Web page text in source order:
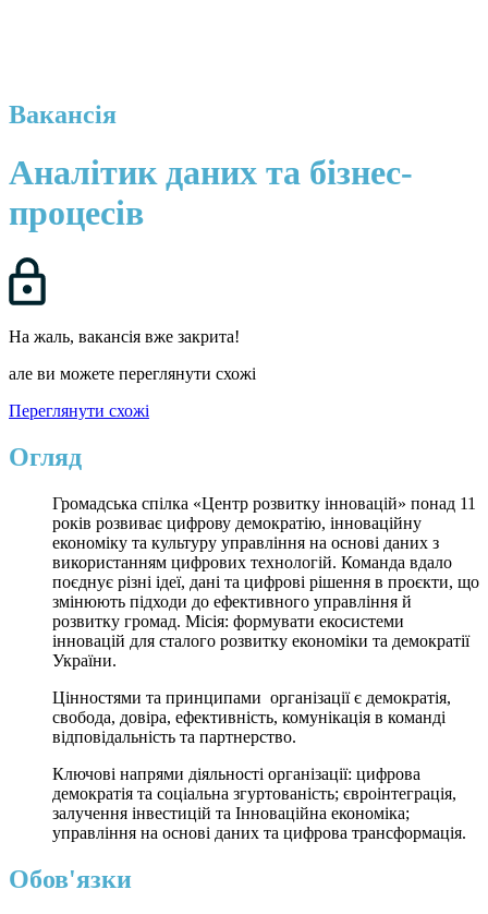
Вакансія
Аналітик даних та бізнес-
процесів
На жаль, вакансія вже закрита!
але ви можете переглянути схожі
Переглянути схожі
Огляд
Громадська спілка «Центр розвитку інновацій» понад 11
років розвиває цифрову демократію, інноваційну
економіку та культуру управління на основі даних з
використанням цифрових технологій. Команда вдало
поєднує різні ідеї, дані та цифрові рішення в проєкти, що
змінюють підходи до ефективного управління й
розвитку громад. Місія: формувати екосистеми
інновацій для сталого розвитку економіки та демократії
України.
Цінностями та принципами організації є демократія,
свобода, довіра, ефективність, комунікація в команді
відповідальність та партнерство.
Ключові напрями діяльності організації: цифрова
демократія та соціальна згуртованість; євроінтеграція,
залучення інвестицій та Інноваційна економіка;
управління на основі даних та цифрова трансформація.
Обов'язки